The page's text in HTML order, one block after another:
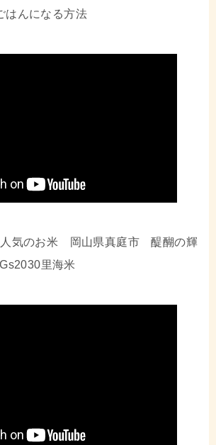
はんになる方法
気のお米 岡山県真庭市 醍醐の輝
里海米